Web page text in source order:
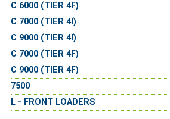
C 6000 (TIER 4F)
C 7000 (TIER 4I)
C 9000 (TIER 4I)
C 7000 (TIER 4F)
C 9000 (TIER 4F)
7500
L - FRONT LOADERS